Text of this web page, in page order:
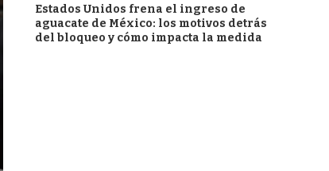
Estados Unidos frena el ingreso de
aguacate de México: los motivos detrás
del bloqueo y cómo impacta la medida